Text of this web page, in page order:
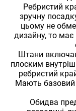
Ребристий
зручну
цьому не
дизайну, то має
Штани
плоским
ребристий
Мають базовий
Обидва